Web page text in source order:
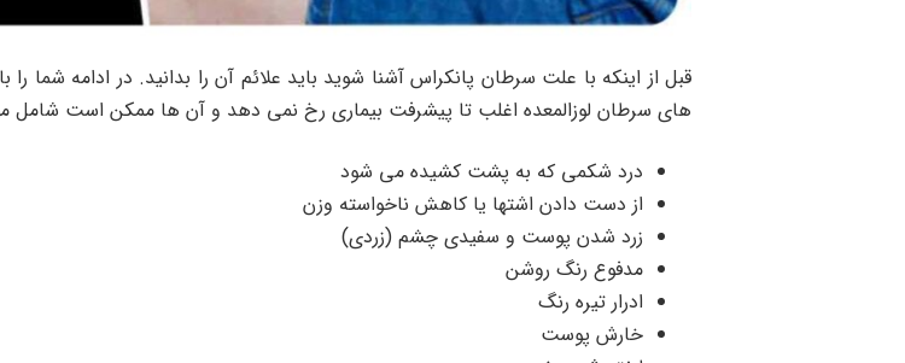
قبل از اینکه با علت سرطان پانکراس آشنا شوید باید علائم آن را بدانید. در ادامه شما
های سرطان لوزالمعده اغلب تا پیشرفت بیماری رخ نمی دهد و آن ها ممکن است شامل
درد شکمی که به پشت کشیده می شود
از دست دادن اشتها یا کاهش ناخواسته وزن
زرد شدن پوست و سفیدی چشم (زردی)
مدفوع رنگ روشن
ادرار تیره رنگ
خارش پوست